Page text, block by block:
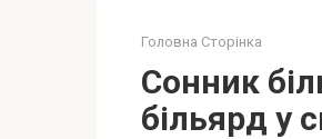
Головна Сторінка
Сонник
більярд у